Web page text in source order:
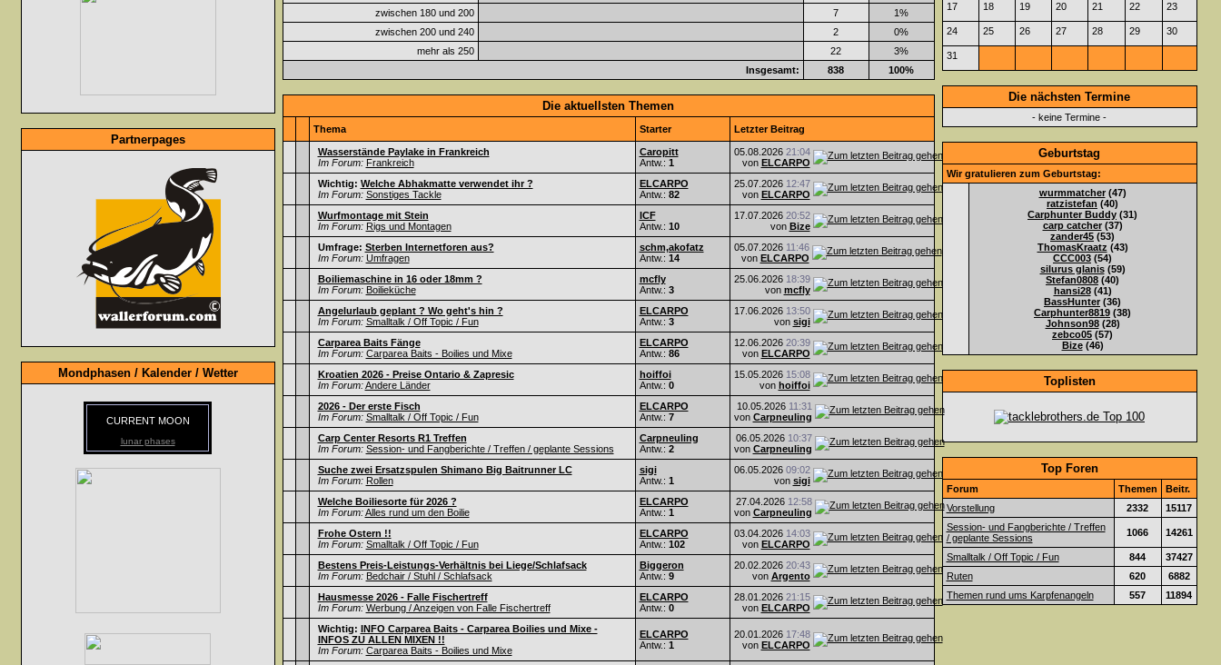
Partnerpages
Mondphasen / Kalender / Wetter
CURRENT MOON
lunar phases
zwischen 180 und 200
7
1%
zwischen 200 und 240
2
0%
mehr als 250
22
3%
Insgesamt:
838 100%
Die aktuellsten Themen
Thema Starter Letzter Beitrag
Wasserstände Paylake in Frankreich
Im Forum: Frankreich
Caropitt
Antw.: 1
05.08.2026 21:04
von ELCARPO
Wichtig: Welche Abhakmatte verwendet ihr ?
Im Forum: Sonstiges Tackle
ELCARPO
Antw.: 82
25.07.2026 12:47
von ELCARPO
Wurfmontage mit Stein
Im Forum: Rigs und Montagen
ICF
Antw.: 10
17.07.2026 20:52
von Bize
Umfrage: Sterben Internetforen aus?
Im Forum: Umfragen
schm,akofatz
Antw.: 14
05.07.2026 11:46
von ELCARPO
Boiliemaschine in 16 oder 18mm ?
Im Forum: Boilieküche
mcfly
Antw.: 3
25.06.2026 18:39
von mcfly
Angelurlaub geplant ? Wo geht's hin ?
Im Forum: Smalltalk / Off Topic / Fun
ELCARPO
Antw.: 3
17.06.2026 13:50
von sigi
Carparea Baits Fänge
Im Forum: Carparea Baits - Boilies und Mixe
ELCARPO
Antw.: 86
12.06.2026 20:39
von ELCARPO
Kroatien 2026 - Preise Ontario & Zapresic
Im Forum: Andere Länder
hoiffoi
Antw.: 0
15.05.2026 15:08
von hoiffoi
2026 - Der erste Fisch
Im Forum: Smalltalk / Off Topic / Fun
ELCARPO
Antw.: 7
10.05.2026 11:31
von Carpneuling
Carp Center Resorts R1 Treffen
Im Forum: Session- und Fangberichte / Treffen / geplante Sessions
Carpneuling
Antw.: 2
06.05.2026 10:37
von Carpneuling
Suche zwei Ersatzspulen Shimano Big Baitrunner LC
Im Forum: Rollen
sigi
Antw.: 1
06.05.2026 09:02
von sigi
Welche Boiliesorte für 2026 ?
Im Forum: Alles rund um den Boilie
ELCARPO
Antw.: 1
27.04.2026 12:58
von Carpneuling
Frohe Ostern !!
Im Forum: Smalltalk / Off Topic / Fun
ELCARPO
Antw.: 102
03.04.2026 14:03
von ELCARPO
Bestens Preis-Leistungs-Verhältnis bei Liege/Schlafsack
Im Forum: Bedchair / Stuhl / Schlafsack
Biggeron
Antw.: 9
20.02.2026 20:43
von Argento
Hausmesse 2026 - Falle Fischertreff
Im Forum: Werbung / Anzeigen von Falle Fischertreff
ELCARPO
Antw.: 0
28.01.2026 21:15
von ELCARPO
Wichtig: INFO Carparea Baits - Carparea Boilies und Mixe -
INFOS ZU ALLEN MIXEN !!
Im Forum: Carparea Baits - Boilies und Mixe
ELCARPO
Antw.: 1
20.01.2026 17:48
von ELCARPO
17 18 19 20 21 22 23
24 25 26 27 28 29 30
31
Die nächsten Termine
- keine Termine -
Geburtstag
Wir gratulieren zum Geburtstag:
wurmmatcher(47)
ratzistefan (40)
Carphunter Buddy (31)
carp catcher(37)
zander45 (53)
ThomasKraatz (43)
CCC003 (54)
silurus glanis(59)
Stefan0808 (40)
hansi28(41)
BassHunter (36)
Carphunter8819 (38)
Johnson98(28)
zebco05 (57)
Bize(46)
Toplisten
Top Foren
Forum Themen
Beitr.
Vorstellung
2332
15117
Session- und Fangberichte / Treffen
/ geplante Sessions
1066 14261
Smalltalk / Off Topic / Fun 844
37427
Ruten
620
6882
Themen rund ums Karpfenangeln
557 11894